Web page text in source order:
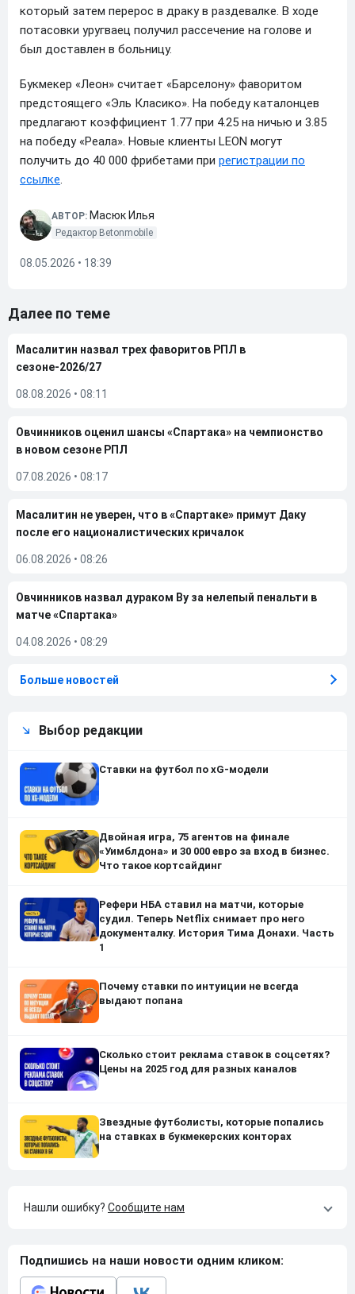
который затем перерос в драку в раздевалке. В ходе
потасовки уругваец получил рассечение на голове и
был доставлен в больницу.
Букмекер «Леон» считает «Барселону» фаворитом
предстоящего «Эль Класико». На победу каталонцев
предлагают коэффициент 1.77 при 4.25 на ничью и 3.85
на победу «Реала». Новые клиенты LEON могут
получить до 40 000 фрибетами при регистрации по
ссылке.
АВТОР: Масюк Илья
Редактор Betonmobile
08.05.2026 • 18:39
Далее по теме
Масалитин назвал трех фаворитов РПЛ в
сезоне-2026/27
08.08.2026 • 08:11
Овчинников оценил шансы «Спартака» на чемпионство
в новом сезоне РПЛ
07.08.2026 • 08:17
Масалитин не уверен, что в «Спартаке» примут Даку
после его националистических кричалок
06.08.2026 • 08:26
Овчинников назвал дураком Ву за нелепый пенальти в
матче «Спартака»
04.08.2026 • 08:29
Больше новостей
Выбор редакции
Ставки на футбол по xG-модели
Двойная игра, 75 агентов на финале
«Уимблдона» и 30 000 евро за вход в бизнес.
Что такое кортсайдинг
Рефери НБА ставил на матчи, которые
судил. Теперь Netflix снимает про него
документалку. История Тима Донахи. Часть
1
Почему ставки по интуиции не всегда
выдают попана
Сколько стоит реклама ставок в соцсетях?
Цены на 2025 год для разных каналов
Звездные футболисты, которые попались
на ставках в букмекерских конторах
Нашли ошибку? Сообщите нам
Подпишись на наши новости одним кликом: